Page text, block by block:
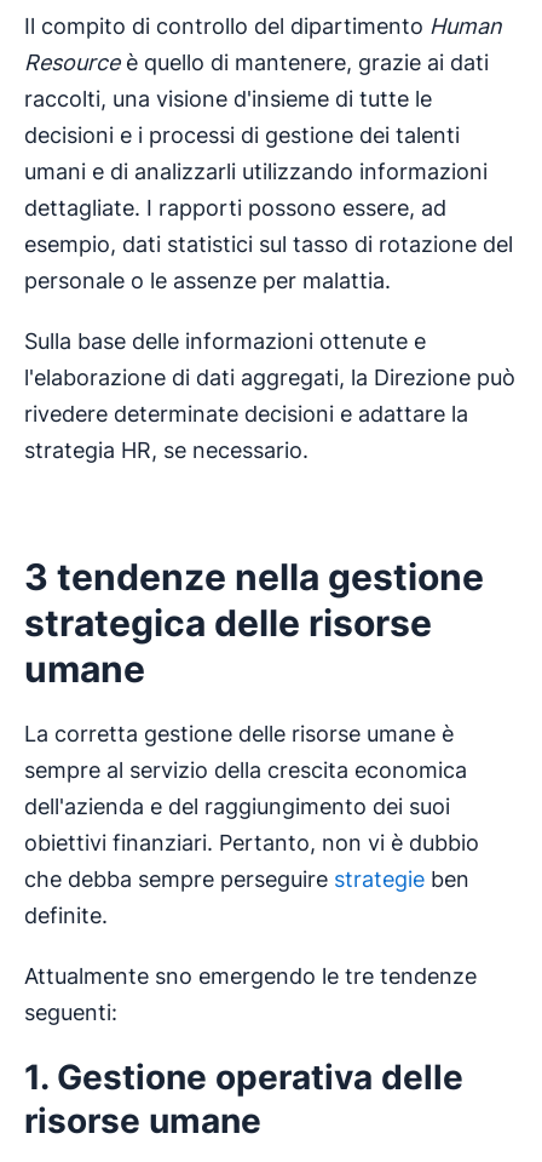
Il compito di controllo del dipartimento Human
Resourceè quello di mantenere, grazie ai dati
raccolti, una visione d'insieme di tutte le
decisioni e i processi di gestione dei talenti
umani e di analizzarli utilizzando informazioni
dettagliate. I rapporti possono essere, ad
esempio, dati statistici sul tasso di rotazione del
personale o le assenze per malattia.
Sulla base delle informazioni ottenute e
l'elaborazione di dati aggregati, la Direzione può
rivedere determinate decisioni e adattare la
strategia HR, se necessario.
3 tendenze nella gestione
strategica delle risorse
umane
La corretta gestione delle risorse umane è
sempre al servizio della crescita economica
dell'azienda e del raggiungimento dei suoi
obiettivi finanziari. Pertanto, non vi è dubbio
che debba sempre perseguire strategie ben
definite.
Attualmente sno emergendo le tre tendenze
seguenti:
1. Gestione operativa delle
risorse umane